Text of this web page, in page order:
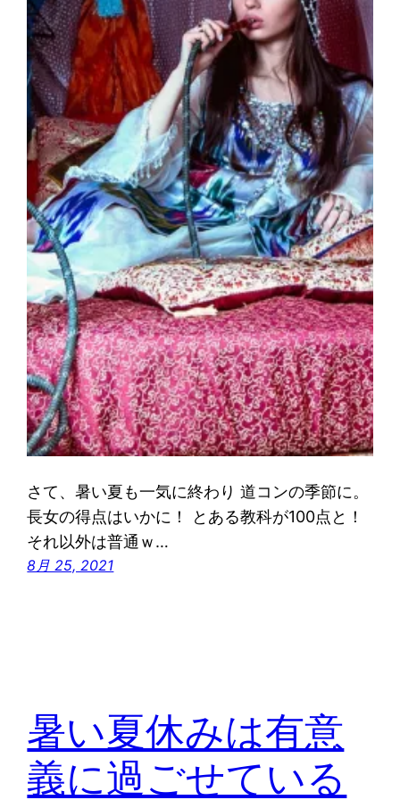
さて、暑い夏も一気に終わり 道コンの季節に。
長女の得点はいかに！ とある教科が100点と！
それ以外は普通ｗ…
8月 25, 2021
暑い夏休みは有意
義に過ごせている